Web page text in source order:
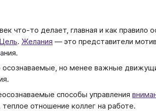
что-то делает, главная и как правило
Цель. Желания ― это представители
но менее важные
способы управления
отношение коллег на работе.